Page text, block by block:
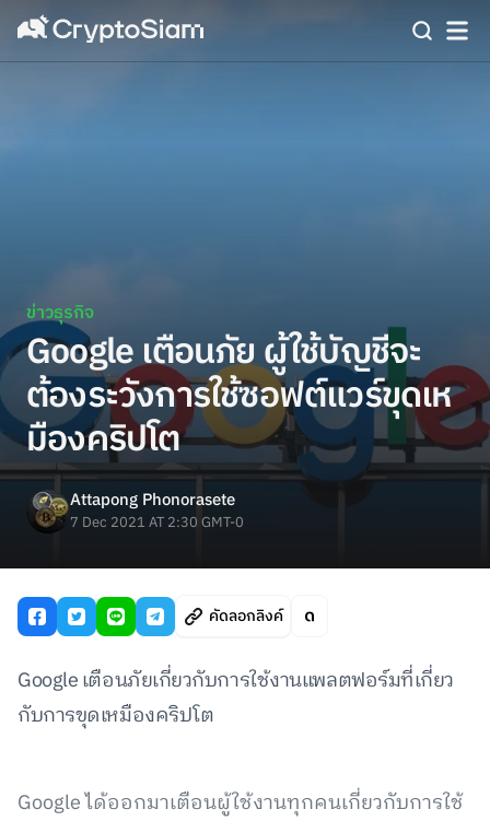
ข่าวธุรกิจ
Google เตือนภัย ผู้ใช้บัญชีจะ
ต้องระวังการใช้ซอฟต์แวร์ขุดเห
มืองคริปโต
Attapong Phonorasete
7 Dec 2021 AT 2:30 GMT-0
คัดลอกลิงค์
Google เตือนภัยเกี่ยวกับการใช้งานแพลตฟอร์มที่เกี่ยว
กับการขุดเหมืองคริปโต
Google ได้ออกมาเตือนผู้ใช้งานทุกคนเกี่ยวกับการใช้